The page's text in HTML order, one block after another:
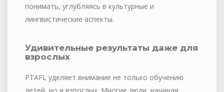
понимать, углубляясь в культурные и
лингвистические аспекты.
Удивительные результаты даже для
взрослых
PTAFL уделяет внимание не только обучению